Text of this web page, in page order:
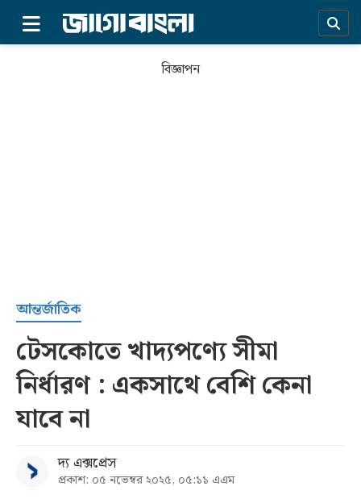
সর্বশেষ
সব
বিভাগ
আর্কাইভ
বিজ্ঞাপন
আন্তর্জাতিক
টেসকোতে খাদ্যপণ্যে সীমা
নির্ধারণ : একসাথে বেশি কেনা
যাবে না
দ্য এক্সপ্রেস
প্রকাশ: ০৫ নভেম্বর ২০২৫, ০৫:১১ এএম